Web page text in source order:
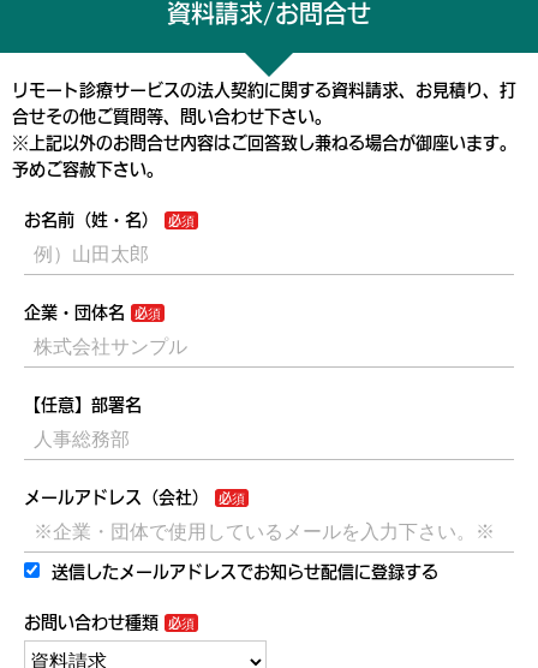
資料請求/お問合せ
リモート診療サービスの法人契約に関する資料請求、お見積り、打
合せその他ご質問等、問い合わせ下さい。
※上記以外のお問合せ内容はご回答致し兼ねる場合が御座います。
予めご容赦下さい。
お名前（姓・名）
企業・団体名
【任意】部署名
メールアドレス（会社）
送信したメールアドレスでお知らせ配信に登録する
お問い合わせ種類